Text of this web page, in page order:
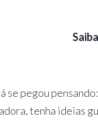
se pegou pensando:
tenha ideias